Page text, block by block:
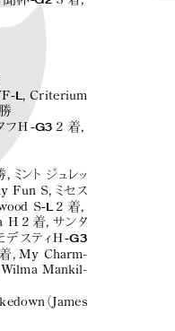
-L ，Criterium
フＨ -G3 ２着，
，ミントジュレッ
Fun S，ミセス
S-L ２着，
H２着，サンタ
デスティＨ-G3
，My Charm-
Mankil-
（James